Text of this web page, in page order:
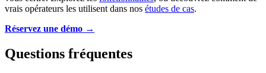
vrais opérateurs les utilisent dans nos études de cas.
Réservez une démo →
Questions fréquentes